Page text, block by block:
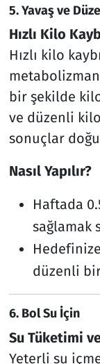
5.Yavaş ve
Hızlı Kilo
Hızlı kilo
bir şekilde
ve düzenli kilo
sonuçlar
Nasıl Yapılır?
Haftada
sağlamak
düzenli
6. Bol Su İçin
Su Tüketimi
Yeterli su